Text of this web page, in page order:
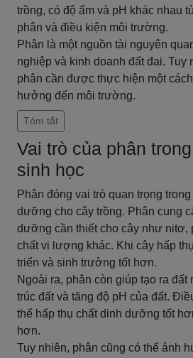
trồng, có độ ẩm và pH khác nhau
phân và điều kiện môi trường.
Phân là một nguồn tài nguyên
nghiệp và kinh doanh đất đai. Tuy
phân cần được thực hiện một
hưởng đến môi trường.
Tóm tắt
Vai trò của phân
sinh học
Phân đóng vai trò quan trọng
dưỡng cho cây trồng. Phân cung
dưỡng cần thiết cho cây như nitơ,
chất vi lượng khác. Khi cây hấp
triển và sinh trưởng tốt hơn.
Ngoài ra, phân còn giúp tạo ra đất
trúc đất và tăng độ pH của đất.
thể hấp thụ chất dinh dưỡng tốt
hơn.
Tuy nhiên, phân cũng có thể ảnh